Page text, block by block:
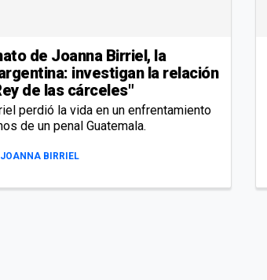
de Joanna Birriel, la
investigan la relación
de las cárceles"
perdió la vida en un enfrentamiento
de un penal Guatemala.
JOANNA BIRRIEL